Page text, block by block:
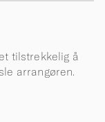
tilstrekkelig å
arrangøren.